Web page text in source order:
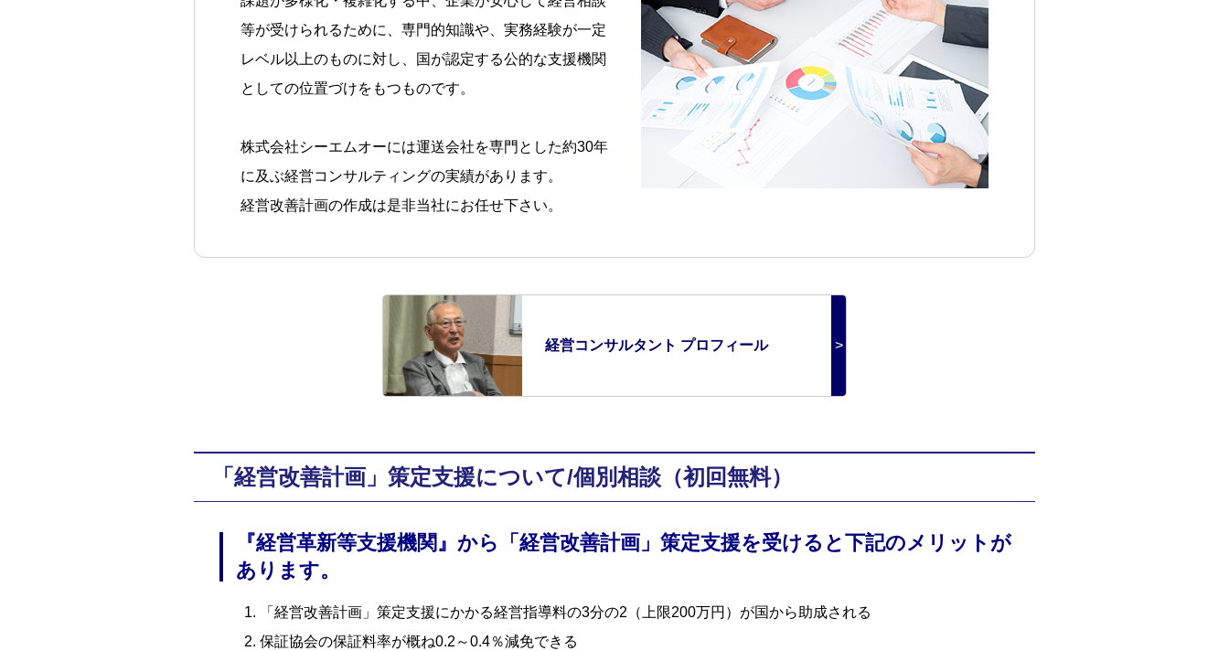
等が受けられるために、専門的知識や、実務経験が一定
レベル以上のものに対し、国が認定する公的な支援機関
としての位置づけをもつものです。
株式会社シーエムオーには運送会社を専門とした約30年
に及ぶ経営コンサルティングの実績があります。
経営改善計画の作成は是非当社にお任せ下さい。
経営コンサルタント プロフィール
「経営改善計画」策定支援について/個別相談（初回無料）
『経営革新等支援機関』から「経営改善計画」策定支援を受けると下記のメリットが
あります。
「経営改善計画」策定支援にかかる経営指導料の3分の2（上限200万円）が国から助成される
保証協会の保証料率が概ね0.2～0.4％減免できる